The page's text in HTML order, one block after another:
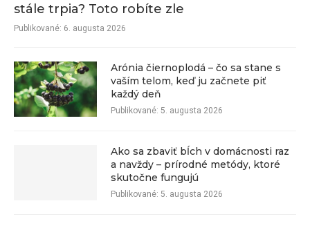
stále trpia? Toto robíte zle
Publikované: 6. augusta 2026
Arónia čiernoplodá – čo sa stane s
vaším telom, keď ju začnete piť
každý deň
Publikované: 5. augusta 2026
Ako sa zbaviť bĺch v domácnosti raz
a navždy – prírodné metódy, ktoré
skutočne fungujú
Publikované: 5. augusta 2026